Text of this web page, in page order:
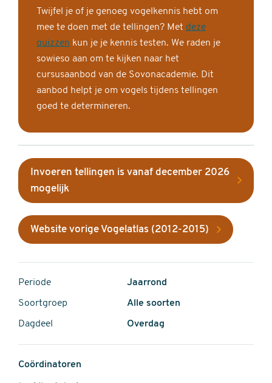
Twijfel je of je genoeg vogelkennis hebt om
mee te doen met de tellingen? Met deze
quizzen kun je je kennis testen. We raden je
sowieso aan om te kijken naar het
cursusaanbod van de Sovonacademie. Dit
aanbod helpt je om vogels tijdens tellingen
goed te determineren.
Invoeren tellingen is vanaf december 2026
mogelijk
Website vorige Vogelatlas (2012-2015)
Periode Jaarrond
Soortgroep Alle soorten
Dagdeel Overdag
Coördinatoren